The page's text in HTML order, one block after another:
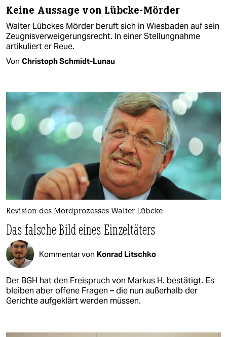
Keine Aussage von Lübcke-Mörder
Walter Lübckes Mörder beruft sich in Wiesbaden auf sein
Zeugnisverweigerungsrecht. In einer Stellungnahme
artikuliert er Reue.
Von Christoph Schmidt-Lunau
Revision des Mordprozesses Walter Lübcke
Das falsche Bild eines Einzeltäters
Kommentar von Konrad Litschko
Der BGH hat den Freispruch von Markus H. bestätigt. Es
bleiben aber offene Fragen – die nun außerhalb der
Gerichte aufgeklärt werden müssen.